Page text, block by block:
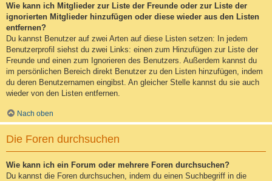
Wie kann ich Mitglieder zur Liste der Freunde oder zur Liste der
ignorierten Mitglieder hinzufügen oder diese wieder aus den Listen
entfernen?
Du kannst Benutzer auf zwei Arten auf diese Listen setzen: In jedem
Benutzerprofil siehst du zwei Links: einen zum Hinzufügen zur Liste der
Freunde und einen zum Ignorieren des Benutzers. Außerdem kannst du
im persönlichen Bereich direkt Benutzer zu den Listen hinzufügen, indem
du deren Benutzernamen eingibst. An gleicher Stelle kannst du sie auch
wieder von den Listen entfernen.
Nach oben
Die Foren durchsuchen
Wie kann ich ein Forum oder mehrere Foren durchsuchen?
Du kannst die Foren durchsuchen, indem du einen Suchbegriff in die